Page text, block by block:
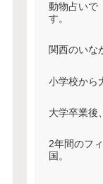
動物占いで
す。
関西のいな
小学校から
大学卒業後
2年間のフ
国。